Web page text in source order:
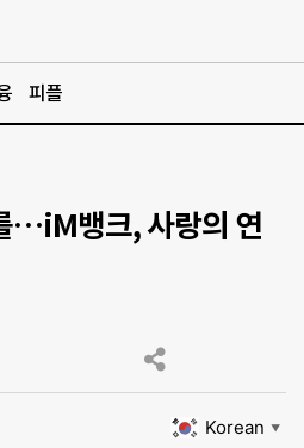
피플
…iM뱅크, 사랑의 연
Korean ▼